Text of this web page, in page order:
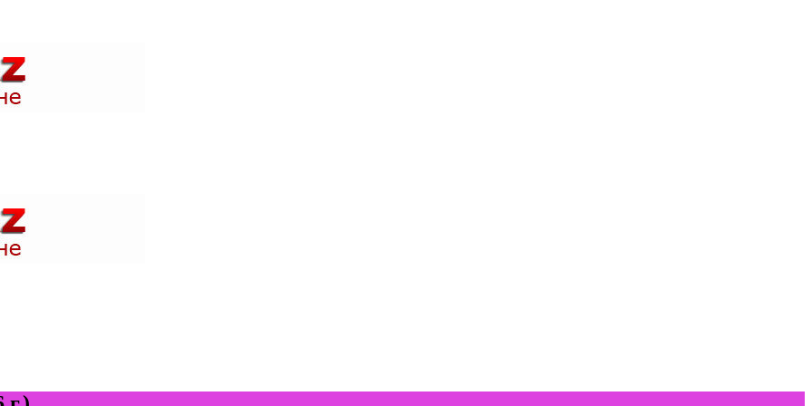
в магазинах вашего города и быть в курсе где проходят новые акции и скидки.
в магазинах вашего города и быть в курсе где проходят новые акции и скидки.